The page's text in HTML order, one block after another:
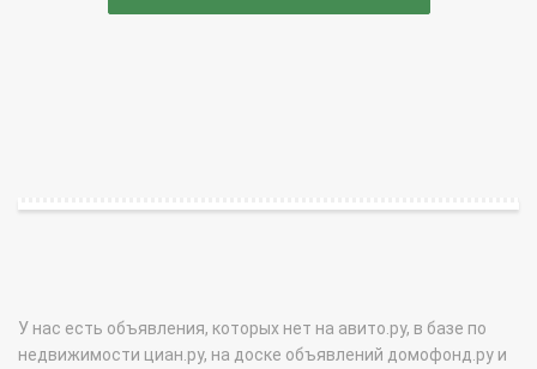
У нас есть объявления, которых нет на авито.ру, в базе по
недвижимости циан.ру, на доске объявлений домофонд.ру и